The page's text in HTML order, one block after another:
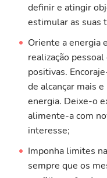
definir e atingir
estimular as suas
Oriente a energia
realização pessoal
positivas.
de alcançar mais
energia. Deixe-o
alimente-a com
interesse;
Imponha limites
sempre que os